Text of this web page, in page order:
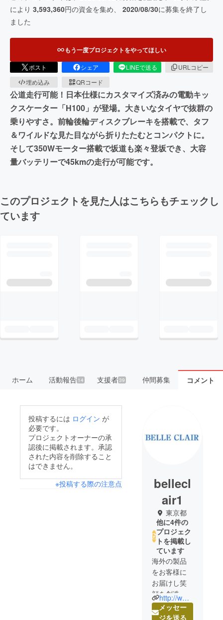
により 3,593,360円の資金を集め、 2020/08/30に募集を終了し
ました
もう一度プロジェクトをやってほしい
ポスト シェア LINEで送る
URLコピー
埋め込み
QRコード
公道走行可能！日本仕様にカスタマイズ済みの電動キッ
クスケーター「H100」が登場。大きいなタイヤで抜群の
乗りやすさ。前輪後輪ディスクブレーキを搭載で、タフ
＆ワイルドな見た目ながら折りたたむとコンパクトに。
そして350Wモーター搭載で坂道も楽々登坂でき、大容
量バッテリーで45kmの走行が可能です。
このプロジェクトを見た人はこちらもチェックし
ています
ホーム 活動報告14 支援者39 仲間募集 コメント
投稿するには ログイン が
必要です。
プロジェクトオーナーの承
認後に掲載されます。承認
された内容を削除すること
はできません。
※投稿する際の注意点
bellecl
air1
東京都
他に4件の
プロジェク
トを掲載し
ています
海外の製品
をお客様に
お届けし笑
顔を創造す
るのが私た
ちの会社の
http://www.belleclair.co.jp/
メッセー
ジを送る